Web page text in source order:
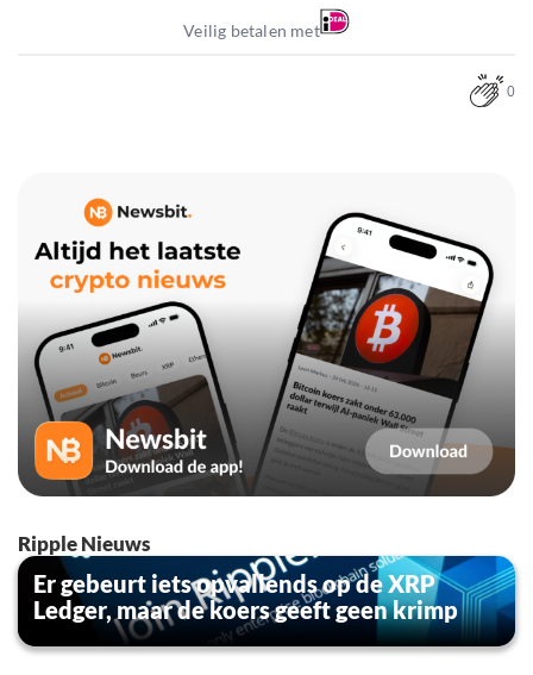
Veilig betalen met
0
Ripple Nieuws
Er gebeurt iets opvallends op de XRP
Ledger, maar de koers geeft geen krimp